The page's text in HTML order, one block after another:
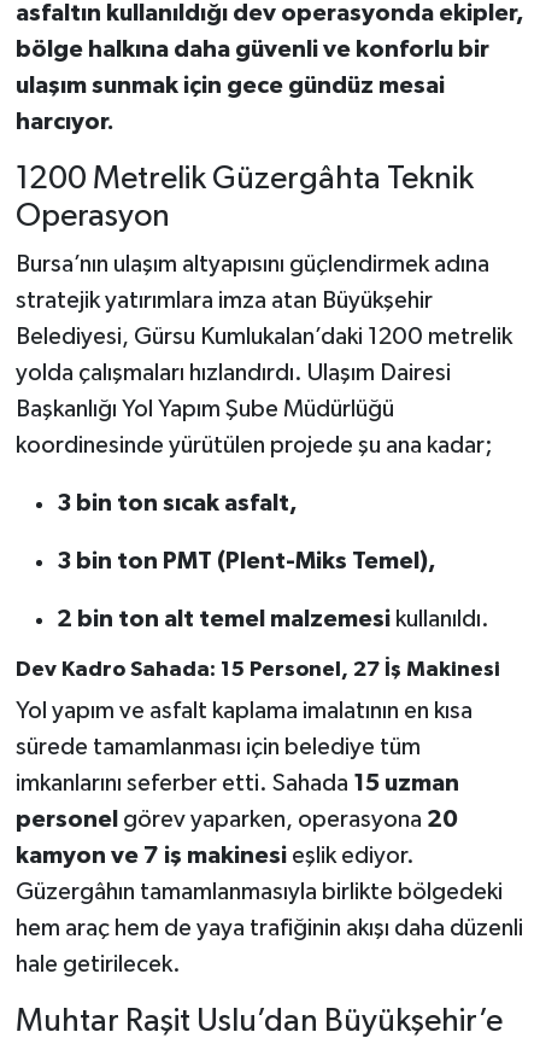
asfaltın kullanıldığı dev operasyonda ekipler,
bölge halkına daha güvenli ve konforlu bir
ulaşım sunmak için gece gündüz mesai
harcıyor.
1200 Metrelik Güzergâhta Teknik
Operasyon
Bursa’nın ulaşım altyapısını güçlendirmek adına
stratejik yatırımlara imza atan Büyükşehir
Belediyesi, Gürsu Kumlukalan’daki 1200 metrelik
yolda çalışmaları hızlandırdı. Ulaşım Dairesi
Başkanlığı Yol Yapım Şube Müdürlüğü
koordinesinde yürütülen projede şu ana kadar;
3 bin ton sıcak asfalt,
3 bin ton PMT (Plent-Miks Temel),
2 bin ton alt temel malzemesikullanıldı.
Dev Kadro Sahada: 15 Personel, 27 İş Makinesi
Yol yapım ve asfalt kaplama imalatının en kısa
sürede tamamlanması için belediye tüm
imkanlarını seferber etti. Sahada 15 uzman
personel görev yaparken, operasyona 20
kamyon ve 7 iş makinesieşlik ediyor.
Güzergâhın tamamlanmasıyla birlikte bölgedeki
hem araç hem de yaya trafiğinin akışı daha düzenli
hale getirilecek.
Muhtar Raşit Uslu’dan Büyükşehir’e